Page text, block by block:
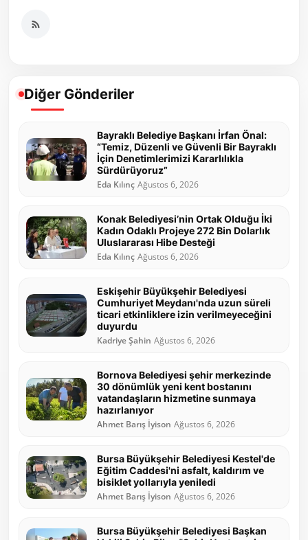
Diğer Gönderiler
Bayraklı Belediye Başkanı İrfan Önal:
“Temiz, Düzenli ve Güvenli Bir Bayraklı
İçin Denetimlerimizi Kararlılıkla
Sürdürüyoruz”
Eda Kılınç Ağustos 6, 2026
Konak Belediyesi’nin Ortak Olduğu İki
Kadın Odaklı Projeye 272 Bin Dolarlık
Uluslararası Hibe Desteği
Eda Kılınç Ağustos 6, 2026
Eskişehir Büyükşehir Belediyesi
Cumhuriyet Meydanı'nda uzun süreli
ticari etkinliklere izin verilmeyeceğini
duyurdu
Kadriye Şahin Ağustos 6, 2026
Bornova Belediyesi şehir merkezinde
30 dönümlük yeni kent bostanını
vatandaşların hizmetine sunmaya
hazırlanıyor
Ahmet Barış İyison Ağustos 6, 2026
Bursa Büyükşehir Belediyesi Kestel'de
Eğitim Caddesi'ni asfalt, kaldırım ve
bisiklet yollarıyla yeniledi
Ahmet Barış İyison Ağustos 6, 2026
Bursa Büyükşehir Belediyesi Başkan